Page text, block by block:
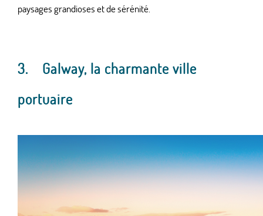
paysages grandioses et de sérénité.
3. Galway, la charmante ville
portuaire